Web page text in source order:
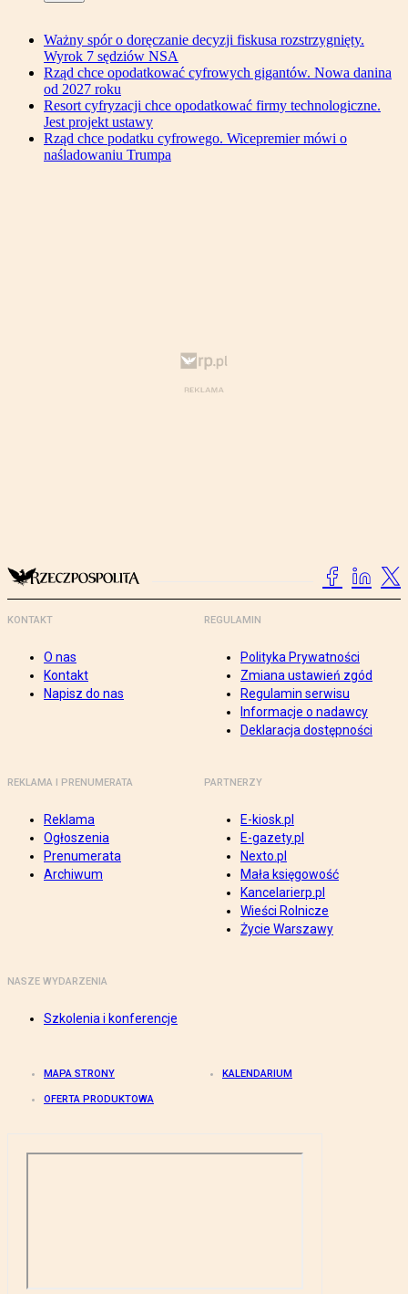
Ważny spór o doręczanie decyzji fiskusa rozstrzygnięty.
Wyrok 7 sędziów NSA
Rząd chce opodatkować cyfrowych gigantów. Nowa danina
od 2027 roku
Resort cyfryzacji chce opodatkować firmy technologiczne.
Jest projekt ustawy
Rząd chce podatku cyfrowego. Wicepremier mówi o
naśladowaniu Trumpa
KONTAKT
O nas
Kontakt
Napisz do nas
REGULAMIN
Polityka Prywatności
Zmiana ustawień zgód
Regulamin serwisu
Informacje o nadawcy
Deklaracja dostępności
REKLAMA I PRENUMERATA
Reklama
Ogłoszenia
Prenumerata
Archiwum
PARTNERZY
E-kiosk.pl
E-gazety.pl
Nexto.pl
Mała księgowość
Kancelarierp.pl
Wieści Rolnicze
Życie Warszawy
NASZE WYDARZENIA
Szkolenia i konferencje
MAPA STRONY KALENDARIUM
OFERTA PRODUKTOWA